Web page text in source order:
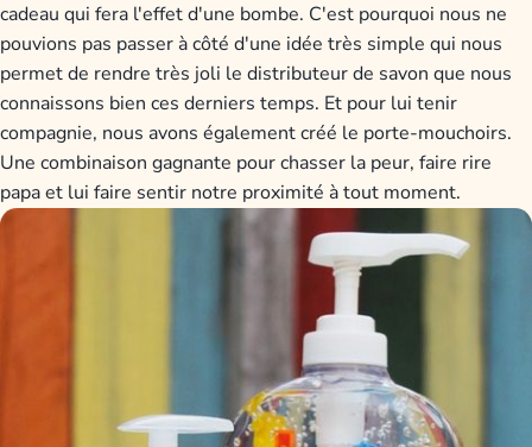
cadeau qui fera l'effet d'une bombe. C'est pourquoi nous ne
pouvions pas passer à côté d'une idée très simple qui nous
permet de rendre très joli le distributeur de savon que nous
connaissons bien ces derniers temps. Et pour lui tenir
compagnie, nous avons également créé le porte-mouchoirs.
Une combinaison gagnante pour chasser la peur, faire rire
papa et lui faire sentir notre proximité à tout moment.